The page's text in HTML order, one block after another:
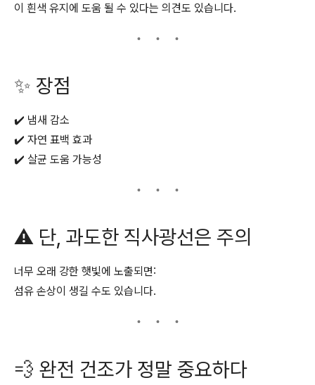
이 흰색 유지에 도움 될 수 있다는 의견도 있습니다.
✨ 장점
✔️ 냄새 감소
✔️ 자연 표백 효과
✔️ 살균 도움 가능성
⚠️ 단, 과도한 직사광선은 주의
너무 오래 강한 햇빛에 노출되면:
섬유 손상이 생길 수도 있습니다.
💨 완전 건조가 정말 중요하다